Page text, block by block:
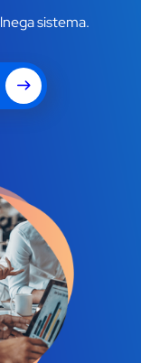
sistema.